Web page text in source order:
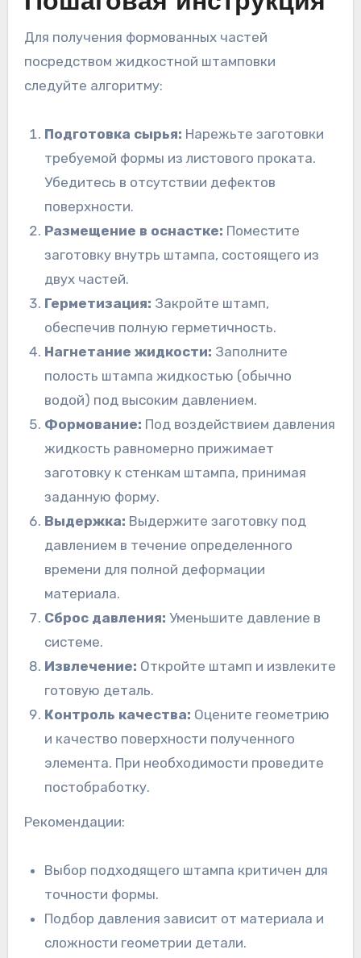
Для получения формованных частей
посредством жидкостной штамповки
следуйте алгоритму:
Подготовка сырья: Нарежьте заготовки
требуемой формы из листового проката.
Убедитесь в отсутствии дефектов
поверхности.
Размещение в оснастке: Поместите
заготовку внутрь штампа, состоящего из
двух частей.
Герметизация: Закройте штамп,
обеспечив полную герметичность.
Нагнетание жидкости: Заполните
полость штампа жидкостью (обычно
водой) под высоким давлением.
Формование: Под воздействием давления
жидкость равномерно прижимает
заготовку к стенкам штампа, принимая
заданную форму.
Выдержка: Выдержите заготовку под
давлением в течение определенного
времени для полной деформации
материала.
Сброс давления: Уменьшите давление в
системе.
Извлечение: Откройте штамп и извлеките
готовую деталь.
Контроль качества: Оцените геометрию
и качество поверхности полученного
элемента. При необходимости проведите
постобработку.
Рекомендации:
Выбор подходящего штампа критичен для
точности формы.
Подбор давления зависит от материала и
сложности геометрии детали.